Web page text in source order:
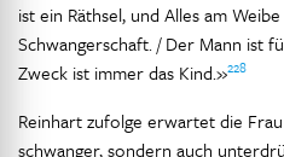
ist ein Räthsel, und Alles am
Schwangerschaft. / Der Mann ist
Zweck ist immer das Kind.»228
Reinhart zufolge erwartet die
schwanger, sondern auch